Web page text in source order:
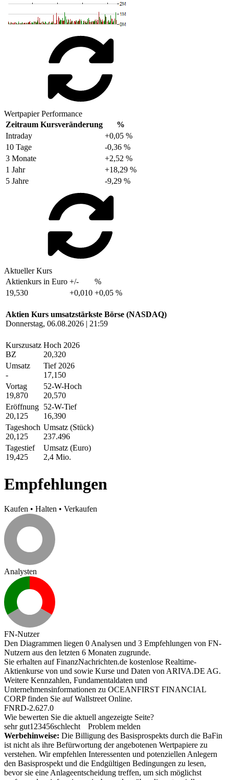
Wertpapier Performance
Zeitraum Kursveränderung
%
Intraday
+0,05 %
10 Tage
-0,36 %
3 Monate
+2,52 %
1 Jahr
+18,29 %
5 Jahre
-9,29 %
Aktueller Kurs
Aktienkurs in Euro +/-
%
19,530
+0,010 +0,05 %
Aktien Kurs umsatzstärkste Börse (NASDAQ)
Donnerstag, 06.08.2026 | 21:59
Kurszusatz
BZ
Hoch 2026
20,320
Umsatz
-
Tief 2026
17,150
Vortag
19,870
52-W-Hoch
20,570
Eröffnung
20,125
52-W-Tief
16,390
Tageshoch
20,125
Umsatz (Stück)
237.496
Tagestief
19,425
Umsatz (Euro)
2,4 Mio.
Empfehlungen
Kaufen • Halten • Verkaufen
Analysten
FN-Nutzer
Den Diagrammen liegen 0 Analysen und 3 Empfehlungen von FN-
Nutzern aus den letzten 6 Monaten zugrunde.
Sie erhalten auf FinanzNachrichten.de kostenlose Realtime-
Aktienkurse von und sowie Kurse und Daten von ARIVA.DE AG.
Weitere Kennzahlen, Fundamentaldaten und
Unternehmensinformationen zu OCEANFIRST FINANCIAL
CORP finden Sie aufWallstreet Online.
FNRD-2.627.0
Wie bewerten Sie die aktuell angezeigte Seite?
sehr gut1 23456schlecht
Problem melden
Werbehinweise: Die Billigung des Basisprospekts durch die BaFin
ist nicht als ihre Befürwortung der angebotenen Wertpapiere zu
verstehen. Wir empfehlen Interessenten und potenziellen Anlegern
den Basisprospekt und die Endgültigen Bedingungen zu lesen,
bevor sie eine Anlageentscheidung treffen, um sich möglichst